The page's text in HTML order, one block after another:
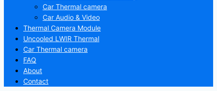
Car Thermal camera
Car Audio & Video
Thermal Camera Module
Uncooled LWIR Thermal
Car Thermal camera
FAQ
About
Contact